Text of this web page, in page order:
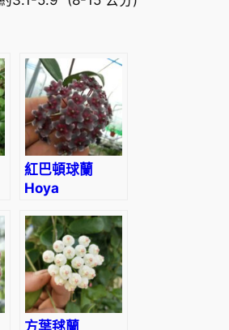
紅巴頓球蘭
Hoya
‘Red button’